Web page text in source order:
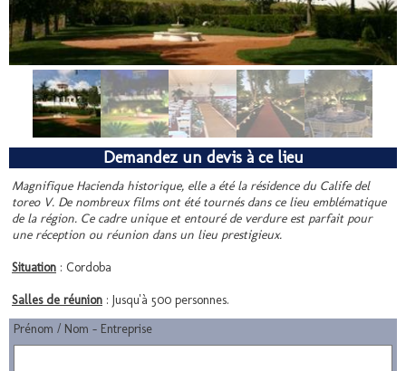
Demandez un devis à ce lieu
Magnifique Hacienda historique, elle a été la résidence du Calife del
toreo V. De nombreux films ont été tournés dans ce lieu emblématique
de la région. Ce cadre unique et entouré de verdure est parfait pour
une réception ou réunion dans un lieu prestigieux.
Situation : Cordoba
Salles de réunion : Jusqu'à 500 personnes.
Prénom / Nom - Entreprise